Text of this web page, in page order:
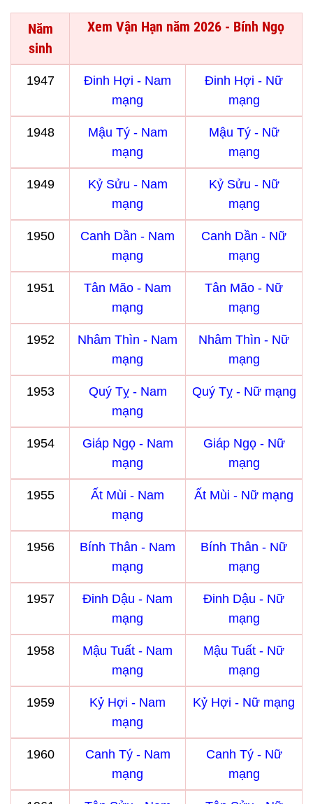
Năm
sinh
Xem Vận Hạn năm 2026 - Bính Ngọ
1947
Đinh Hợi - Nam
mạng
Đinh Hợi - Nữ
mạng
1948
Mậu Tý - Nam
mạng
Mậu Tý - Nữ
mạng
1949
Kỷ Sửu - Nam
mạng
Kỷ Sửu - Nữ
mạng
1950
Canh Dần - Nam
mạng
Canh Dần - Nữ
mạng
1951
Tân Mão - Nam
mạng
Tân Mão - Nữ
mạng
1952
Nhâm Thìn - Nam
mạng
Nhâm Thìn - Nữ
mạng
1953
Quý Tỵ - Nam
mạng
Quý Tỵ - Nữ mạng
1954
Giáp Ngọ - Nam
mạng
Giáp Ngọ - Nữ
mạng
1955
Ất Mùi - Nam
mạng
Ất Mùi - Nữ mạng
1956
Bính Thân - Nam
mạng
Bính Thân - Nữ
mạng
1957
Đinh Dậu - Nam
mạng
Đinh Dậu - Nữ
mạng
1958
Mậu Tuất - Nam
mạng
Mậu Tuất - Nữ
mạng
1959
Kỷ Hợi - Nam
mạng
Kỷ Hợi - Nữ mạng
1960
Canh Tý - Nam
mạng
Canh Tý - Nữ
mạng